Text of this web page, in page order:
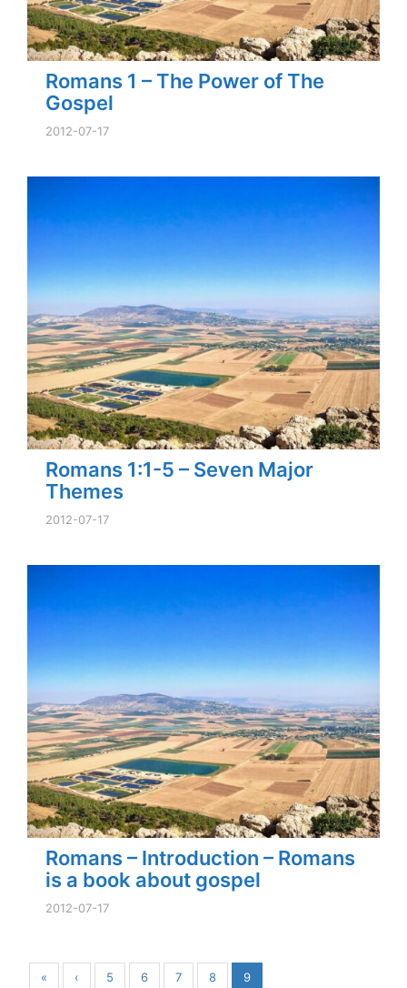
Romans 1 – The Power of The
Gospel
2012-07-17
Romans 1:1-5 – Seven Major
Themes
2012-07-17
Romans – Introduction – Romans
is a book about gospel
2012-07-17
« ‹ 5 6 7 8 9